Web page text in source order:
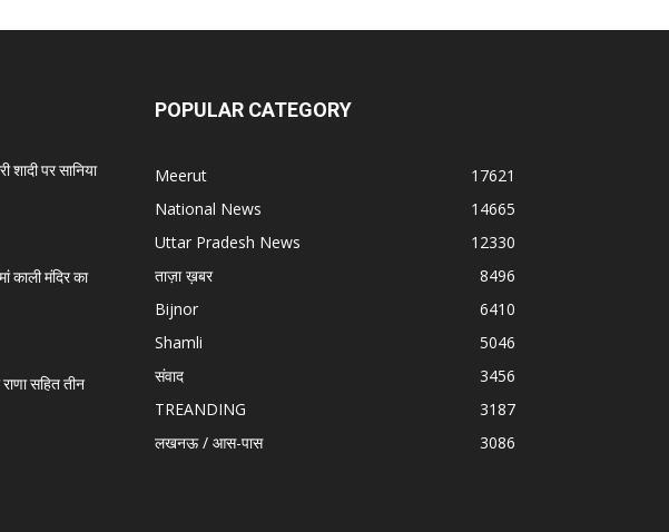
शादी पर सानिया
काली मंदिर का
सहित तीन
POPULAR CATEGORY
Meerut
17621
National News
14665
Uttar Pradesh News
12330
ताज़ा ख़बर
8496
Bijnor
6410
Shamli
5046
संवाद
3456
TREANDING
3187
लखनऊ / आस-पास
3086